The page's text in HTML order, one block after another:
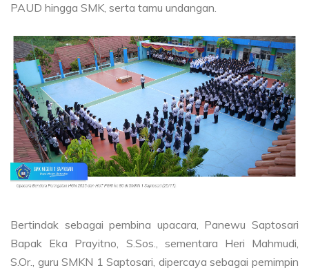
PAUD hingga SMK, serta tamu undangan.
Bertindak sebagai pembina upacara, Panewu Saptosari
Bapak Eka Prayitno, S.Sos., sementara Heri Mahmudi,
S.Or., guru SMKN 1 Saptosari, dipercaya sebagai pemimpin